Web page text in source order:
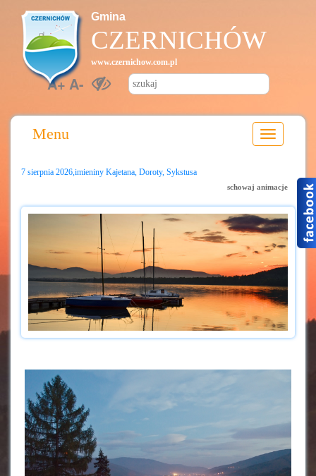
Gmina
CZERNICHÓW
www.czernichow.com.pl
A+A-
Menu
7 sierpnia 2026,imieniny Kajetana, Doroty, Sykstusa
schowaj animacje